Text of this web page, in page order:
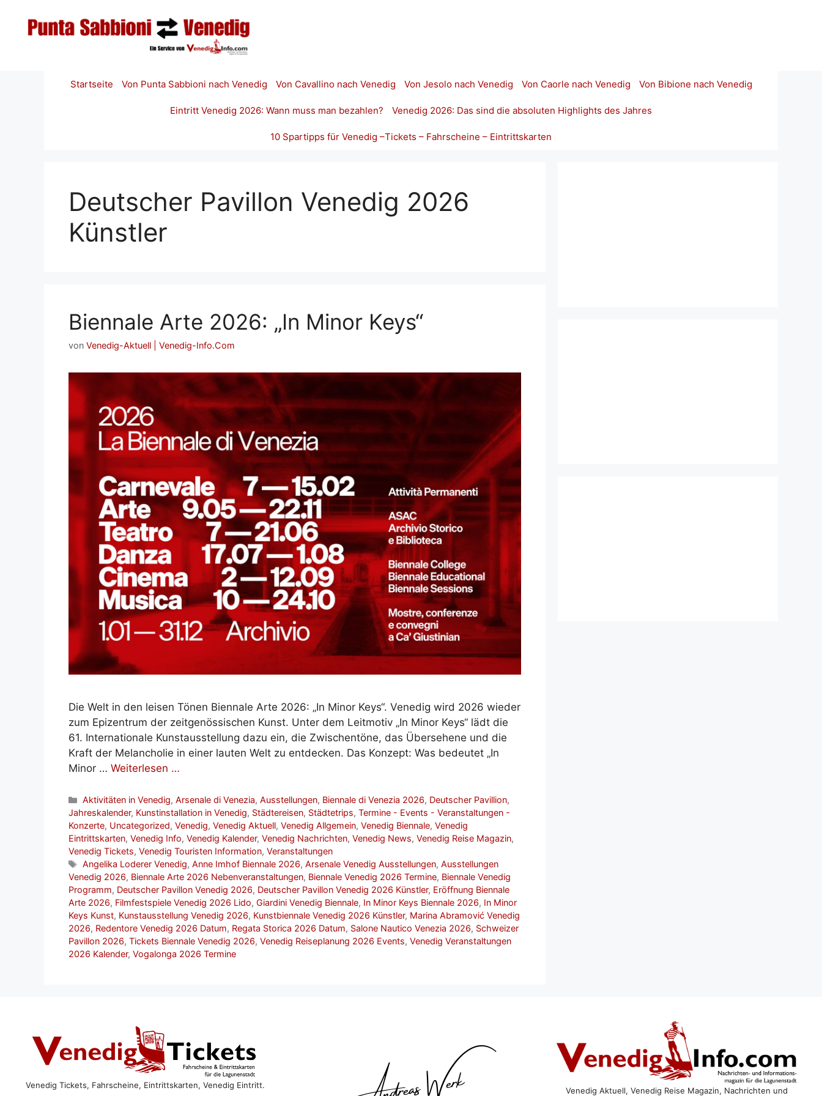
springen
Startseite Von Punta Sabbioni nach Venedig Von Cavallino nach Venedig Von Jesolo nach Venedig Von Caorle nach Venedig Von Bibione nach Venedig
Eintritt Venedig 2026: Wann muss man bezahlen? Venedig 2026: Das sind die absoluten Highlights des Jahres
10 Spartipps für Venedig –Tickets – Fahrscheine – Eintrittskarten
Deutscher Pavillon Venedig 2026
Künstler
Biennale Arte 2026: „In Minor Keys“
von Venedig-Aktuell | Venedig-Info.Com
Die Welt in den leisen Tönen Biennale Arte 2026: „In Minor Keys“. Venedig wird 2026 wieder
zum Epizentrum der zeitgenössischen Kunst. Unter dem Leitmotiv „In Minor Keys“ lädt die
61. Internationale Kunstausstellung dazu ein, die Zwischentöne, das Übersehene und die
Kraft der Melancholie in einer lauten Welt zu entdecken. Das Konzept: Was bedeutet „In
Minor … Weiterlesen …
Kategorien
Aktivitäten in Venedig,Arsenale di Venezia,Ausstellungen, Biennale di Venezia 2026, Deutscher Pavillion,
Jahreskalender, Kunstinstallation in Venedig, Städtereisen, Städtetrips, Termine - Events - Veranstaltungen -
Konzerte, Uncategorized, Venedig, Venedig Aktuell, Venedig Allgemein, Venedig Biennale, Venedig
Eintrittskarten, Venedig Info, Venedig Kalender, Venedig Nachrichten, Venedig News, Venedig Reise Magazin,
Venedig Tickets, Venedig Touristen Information, Veranstaltungen
Schlagwörter
Angelika Loderer Venedig,Anne Imhof Biennale 2026,Arsenale Venedig Ausstellungen,Ausstellungen
Venedig 2026, Biennale Arte 2026 Nebenveranstaltungen, Biennale Venedig 2026 Termine, Biennale Venedig
Programm, Deutscher Pavillon Venedig 2026, Deutscher Pavillon Venedig 2026 Künstler, Eröffnung Biennale
Arte 2026, Filmfestspiele Venedig 2026 Lido, Giardini Venedig Biennale, In Minor Keys Biennale 2026, In Minor
Keys Kunst, Kunstausstellung Venedig 2026, Kunstbiennale Venedig 2026 Künstler, Marina Abramović Venedig
2026, Redentore Venedig 2026 Datum, Regata Storica 2026 Datum, Salone Nautico Venezia 2026, Schweizer
Pavillon 2026, Tickets Biennale Venedig 2026, Venedig Reiseplanung 2026 Events, Venedig Veranstaltungen
2026 Kalender, Vogalonga 2026 Termine
Venedig Tickets, Fahrscheine, Eintrittskarten, Venedig Eintritt.
Venedig Aktuell, Venedig Reise Magazin, Nachrichten und